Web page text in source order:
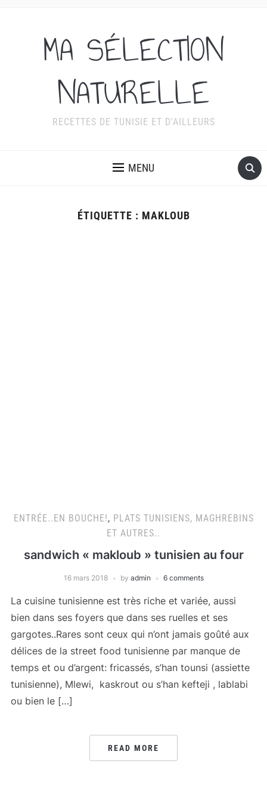
MA SÉLECTION
NATURELLE
RECETTES DE TUNISIE ET D'AILLEURS
MENU
ÉTIQUETTE : MAKLOUB
ENTRÉE..EN BOUCHE!, PLATS TUNISIENS, MAGHREBINS
ET AUTRES..
sandwich « makloub » tunisien au four
16 mars 2018 by admin 6 comments
La cuisine tunisienne est très riche et variée, aussi
bien dans ses foyers que dans ses ruelles et ses
gargotes..Rares sont ceux qui n’ont jamais goûté aux
délices de la street food tunisienne par manque de
temps et ou d’argent: fricassés, s’han tounsi (assiette
tunisienne), Mlewi, kaskrout ou s’han kefteji , lablabi
ou bien le […]
READ MORE